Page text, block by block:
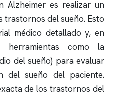
Alzheimer es realizar un
trastornos del sueño. Esto
médico detallado y, en
herramientas como la
del sueño) para evaluar
del sueño del paciente.
de los trastornos del